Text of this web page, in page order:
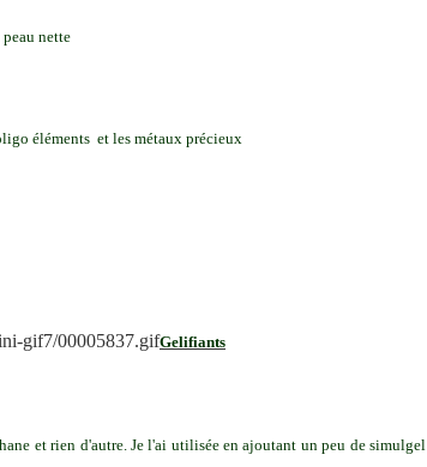
nette
éléments et les métaux précieux
Gelifiants
et rien d'autre. Je l'ai utilisée en ajoutant un peu de simulgel